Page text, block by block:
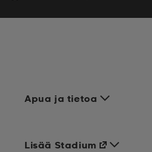
Apua ja tietoa
Lisää Stadium